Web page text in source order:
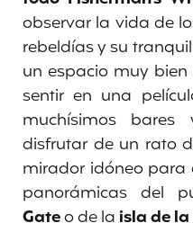
observar la vida de
rebeldías y su
un espacio muy
sentir en una
muchísimos
disfrutar de un rato
mirador idóneo para
panorámicas del
Gateo de la isla de